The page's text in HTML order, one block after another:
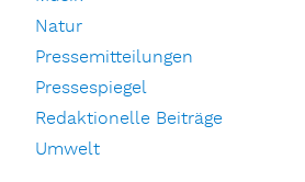
Natur
Pressemitteilungen
Pressespiegel
Redaktionelle Beiträge
Umwelt